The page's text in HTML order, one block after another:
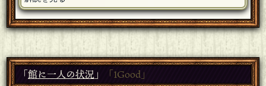
「館に一人の状況 」 「1Good」